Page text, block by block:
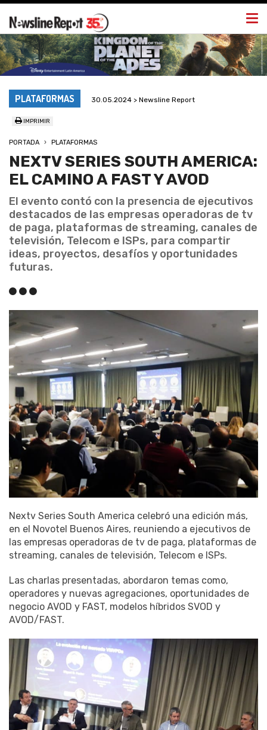
PLATAFORMAS 30.05.2024 > Newsline Report
IMPRIMIR
PORTADA PLATAFORMAS
NEXTV SERIES SOUTH AMERICA:
EL CAMINO A FAST Y AVOD
El evento contó con la presencia de ejecutivos
destacados de las empresas operadoras de tv
de paga, plataformas de streaming, canales de
televisión, Telecom e ISPs, para compartir
ideas, proyectos, desafíos y oportunidades
futuras.
Nextv Series South America celebró una edición más,
en el Novotel Buenos Aires, reuniendo a ejecutivos de
las empresas operadoras de tv de paga, plataformas de
streaming, canales de televisión, Telecom e ISPs.
Las charlas presentadas, abordaron temas como,
operadores y nuevas agregaciones, oportunidades de
negocio AVOD y FAST, modelos híbridos SVOD y
AVOD/FAST.